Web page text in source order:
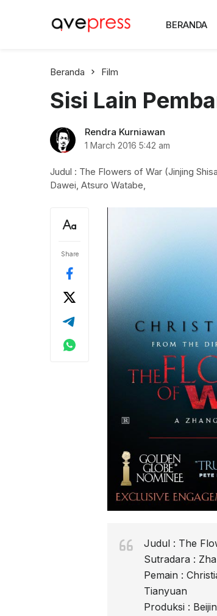
AvePress.com
Belajar dari Komentar
BERANDA
Beranda Film
Sisi Lain
Rendra Kurniawan
1 March 2016 5:42 am
Judul : The Flowers of War (Jinjing
Dawei, Atsuro Watabe,
Share
Judul : The
Sutradara :
Pemain :
Tianyuan
Produksi :